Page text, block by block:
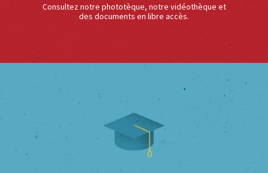
Consultez notre phototèque, notre vidéothèque et
des documents en libre accès.